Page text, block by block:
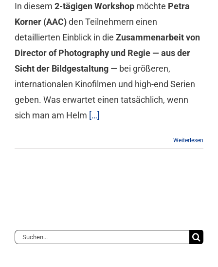
FORUM
Kontakt
In diesem 2-tägigen Workshop möchte Petra
Korner (AAC)den Teilnehmern einen
detaillierten Einblick in die Zusammenarbeit von
Director of Photography und Regie — aus der
Sicht der Bildgestaltung — bei größeren,
internationalen Kinofilmen und high-end Serien
geben. Was erwartet einen tatsächlich, wenn
sich man am Helm […]
Weiterlesen
Suche